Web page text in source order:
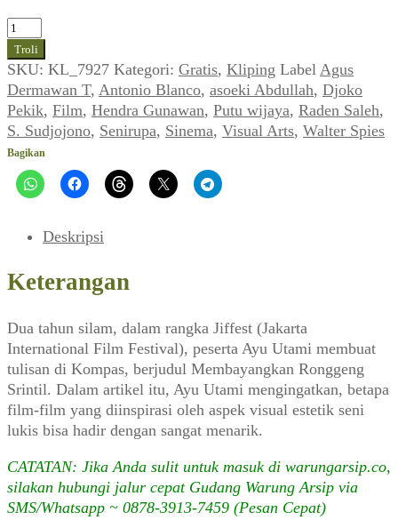
Kuantitas
Hendra
Gunawan,
dkk.
~
Perupa
Masuk
Sinema
(VISUAL
Agustus
Troli
SKU: KL_7927 Kategori: Gratis, Kliping Label Agus
Dermawan T, Antonio Blanco, asoeki Abdullah, Djoko
Pekik, Film, Hendra Gunawan, Putu wijaya, Raden Saleh,
S. Sudjojono, Senirupa, Sinema, Visual Arts, Walter Spies
Bagikan
Deskripsi
Keterangan
Dua tahun silam, dalam rangka Jiffest (Jakarta
International Film Festival), peserta Ayu Utami membuat
tulisan di Kompas, berjudul Membayangkan Ronggeng
Srintil. Dalam artikel itu, Ayu Utami mengingatkan, betapa
film-film yang diinspirasi oleh aspek visual estetik seni
lukis bisa hadir dengan sangat menarik.
CATATAN: Jika Anda sulit untuk masuk di warungarsip.co,
silakan hubungi jalur cepat Gudang Warung Arsip via
SMS/Whatsapp ~ 0878-3913-7459 (Pesan Cepat)